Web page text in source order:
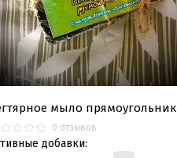
мыло прямоугольник
0 отзывов
добавки: